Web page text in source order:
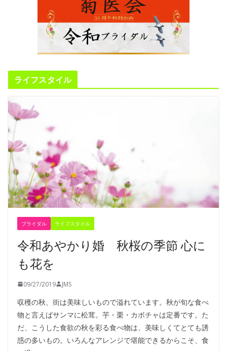
ライフスタイル
ブライダル ライフスタイル
令和あやかり婚 秋桜の季節 心に
も花を
09/27/2019 JMS
収穫の秋、街は美味しいもので溢れています。秋が旬な食べ
物と言えばサンマに松茸。芋・栗・カボチャは定番です。た
だ、こうした食欲の秋を彩る食べ物は、美味しくてとても誘
惑の多いもの。いろんなアレンジで堪能できるからこそ、食